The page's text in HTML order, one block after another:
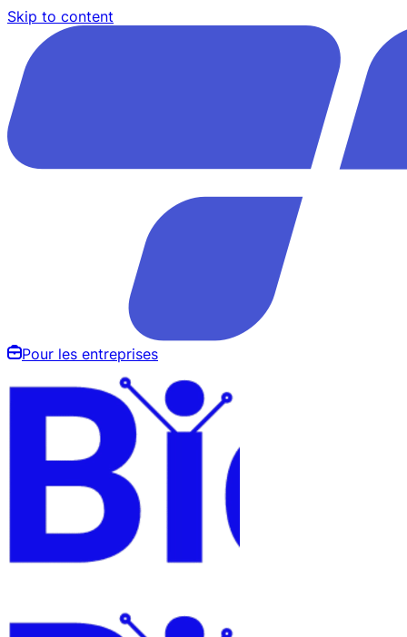
Skip to content
Pour les entreprises